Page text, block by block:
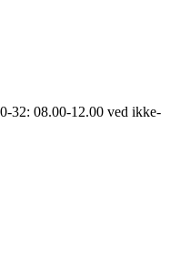
32: 08.00-12.00 ved ikke-